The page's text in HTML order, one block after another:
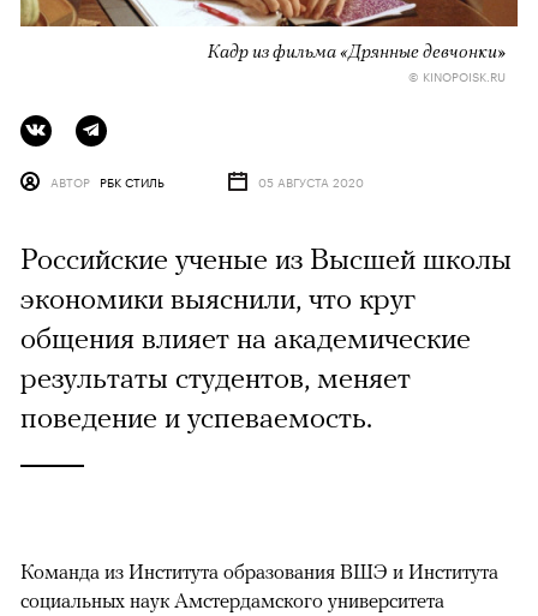
Кадр из фильма «Дрянные девчонки»
© KINOPOISK.RU
АВТОР РБК СТИЛЬ 05 АВГУСТА 2020
Российские ученые из Высшей школы
экономики выяснили, что круг
общения влияет на академические
результаты студентов, меняет
поведение и успеваемость.
Команда из Института образования ВШЭ и Института
социальных наук Амстердамского университета